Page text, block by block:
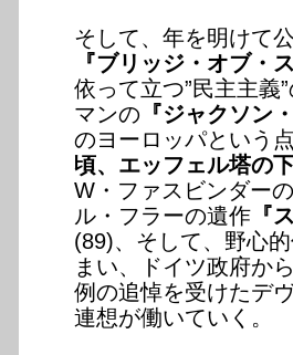
そして、年を明けて
『ブリッジ・オブ・
依って立つ”民主主義
マンの 『ジャクソン
のヨーロッパという
頃、エッフェル塔の
W・ファスビンダー
ル・フラーの遺作 『
(89)、そして、野心
まい、ドイツ政府か
例の追悼を受けたデ
連想が働いていく。